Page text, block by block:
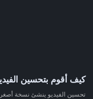
كيف أقوم بتحسين
تحسين الفيديو ينشئ نسخة